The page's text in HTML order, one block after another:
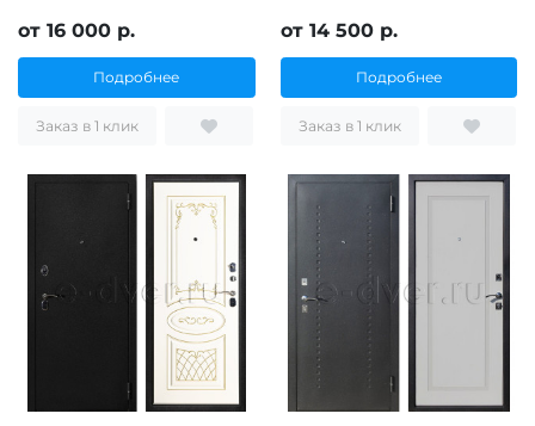
от 16 000 р.
Подробнее
Заказ в 1 клик
от 14 500 р.
Подробнее
Заказ в 1 клик